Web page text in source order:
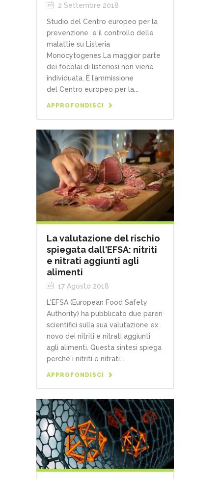
2 Settembre 2018
Studio del Centro europeo per la
prevenzione e il controllo delle
malattie su Listeria
Monocytogenes La maggior parte
dei focolai di listeriosi non viene
individuata. È l’ammissione
del Centro europeo per la...
APPROFONDISCI
La valutazione del rischio
spiegata dall‘EFSA: nitriti
e nitrati aggiunti agli
alimenti
17 Agosto 2018
L'EFSA (European Food Safety
Authority) ha pubblicato due pareri
scientifici sulla sua valutazione ex
novo dei nitriti e nitrati aggiunti
agli alimenti. Questa sintesi spiega
perché i nitriti e nitrati...
APPROFONDISCI